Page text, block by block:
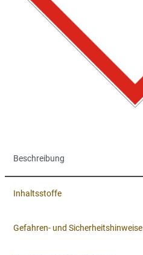
Beschreibung
Inhaltsstoffe
Gefahren- und Sicherheitshinweise